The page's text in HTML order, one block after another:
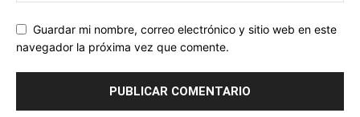
Guardar mi nombre, correo electrónico y sitio web en este
navegador la próxima vez que comente.